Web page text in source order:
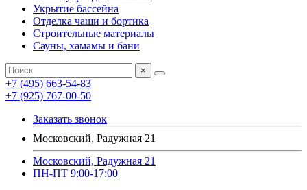
Укрытие бассейна
Отделка чаши и бортика
Строительные материалы
Сауны, хамамы и бани
×
+7 (495) 663-54-83
+7 (925) 767-00-50
Заказать звонок
Московский, Радужная 21
Московский, Радужная 21
ПН-ПТ 9:00-17:00